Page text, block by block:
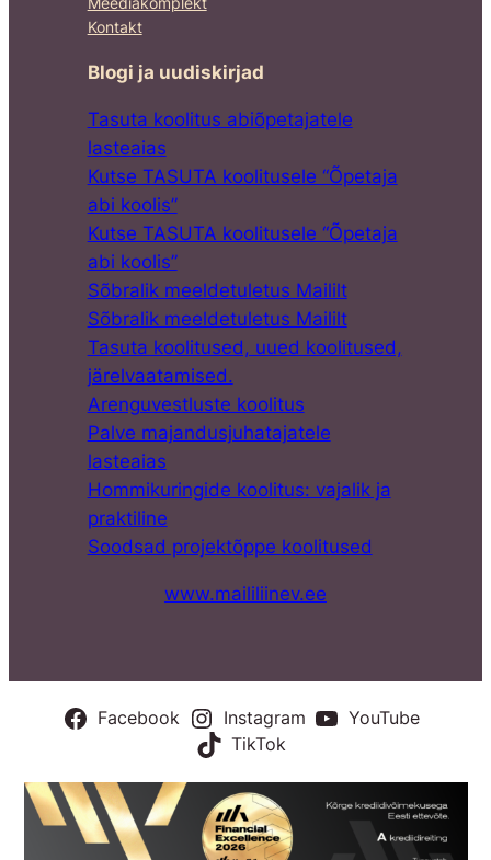
Kontakt
Blogi ja uudiskirjad
Tasuta koolitus abiõpetajatele
lasteaias
Kutse TASUTA koolitusele “Õpetaja
abi koolis”
Kutse TASUTA koolitusele “Õpetaja
abi koolis”
Sõbralik meeldetuletus Maililt
Sõbralik meeldetuletus Maililt
Tasuta koolitused, uued koolitused,
järelvaatamised.
Arenguvestluste koolitus
Palve majandusjuhatajatele
lasteaias
Hommikuringide koolitus: vajalik ja
praktiline
Soodsad projektõppe koolitused
www.maililiinev.ee
Facebook Instagram
YouTube
TikTok